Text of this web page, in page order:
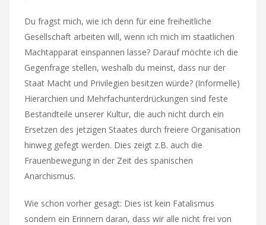
Du fragst mich, wie ich denn für eine freiheitliche
Gesellschaft arbeiten will, wenn ich mich im staatlichen
Machtapparat einspannen lasse? Darauf möchte ich die
Gegenfrage stellen, weshalb du meinst, dass nur der
Staat Macht und Privilegien besitzen würde? (Informelle)
Hierarchien und Mehrfachunterdrückungen sind feste
Bestandteile unserer Kultur, die auch nicht durch ein
Ersetzen des jetzigen Staates durch freiere Organisation
hinweg gefegt werden. Dies zeigt z.B. auch die
Frauenbewegung in der Zeit des spanischen
Anarchismus.
Wie schon vorher gesagt: Dies ist kein Fatalismus
sondern ein Erinnern daran, dass wir alle nicht frei von